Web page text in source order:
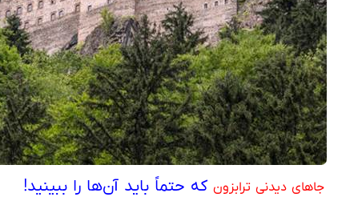
جاهای دیدنی ترابزون که حتماً باید آن‌ها را ببینید!